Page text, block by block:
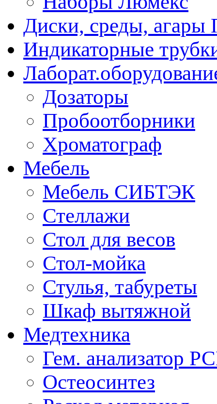
Диски, среды, агары
Индикаторные
Дозаторы
Пробоотборники
Хроматограф
Мебель
Мебель СИБТЭК
Стеллажи
Стол для весов
Стол-мойка
Стулья, табуреты
Шкаф вытяжной
Медтехника
Гем. анализатор
Остеосинтез